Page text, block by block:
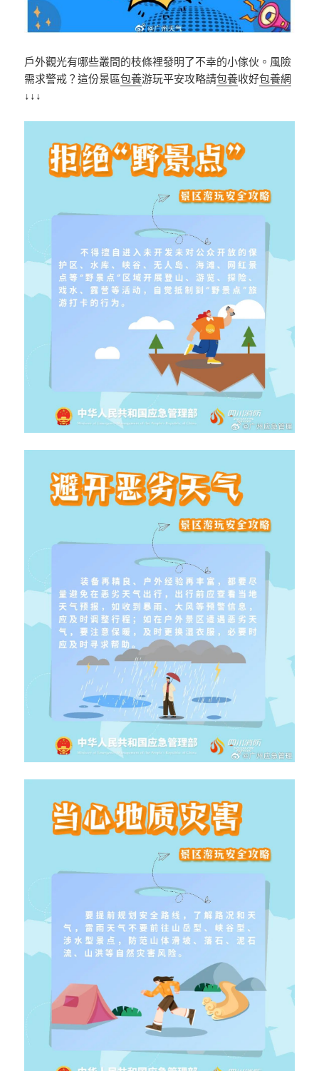
戶外觀光有哪些叢間的枝條裡發明了不幸的小傢伙。風險
需求警戒？這份景區包養游玩平安攻略請包養收好包養網
↓↓↓